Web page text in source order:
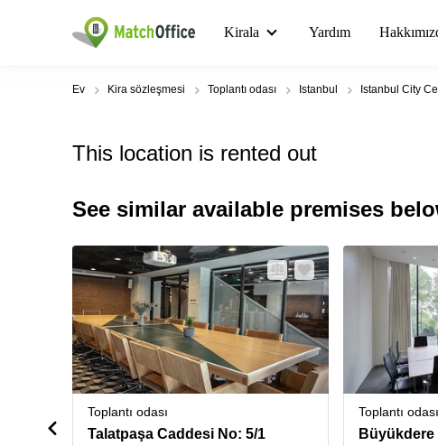
Kirala Yardım
Ev Kira sözleşmesi Toplantı odası Istanbul Istanbul City
This location is rented out
See similar available premises
Toplantı odası
Talatpaşa Caddesi No: 5/1
Toplantı odası
Büyükdere